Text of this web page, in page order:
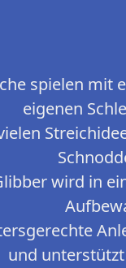
spielen mit
eigenen
wird in
und